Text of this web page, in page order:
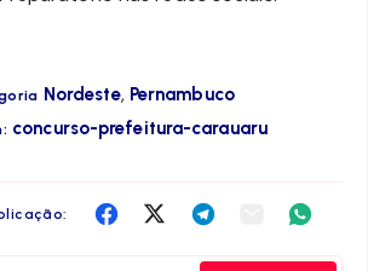
Nordeste, Pernambuco
concurso-prefeitura-carauaru
CompartilhaCompartilhaCompartilhaCompartilha